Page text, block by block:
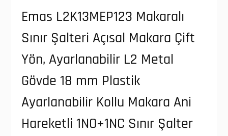
Emas L2K13MEP123 Makaralı
Sınır Şalteri Açısal Makara Çift
Yön, Ayarlanabilir L2 Metal
Gövde 18 mm Plastik
Ayarlanabilir Kollu Makara Ani
Hareketli 1NO+1NC Sınır Şalter